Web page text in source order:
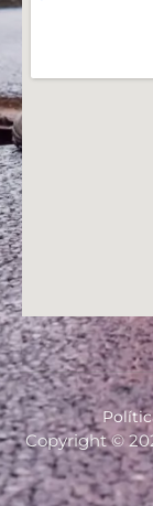
Copyright ©